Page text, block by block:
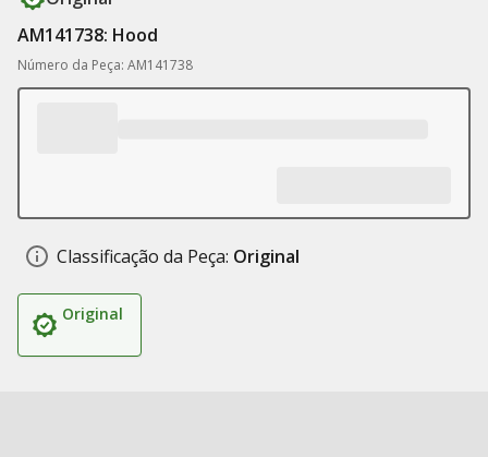
AM141738: Hood
Número da Peça: AM141738
Classificação da Peça: Original
Original